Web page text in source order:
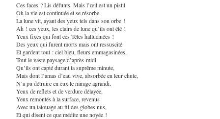
Ces faces ? Lis défunts. Mais l’œil est un pistil
Où la vie est continuée et se résorbe.
La lune vit, ayant des yeux tels dans son orbe !
Ah ! ces yeux, les clairs de lune qu’ils ont été !
Yeux fixes qui font ces Têtes hallucinées !
Des yeux qui furent morts mais ont ressuscité
Et gardent tout : ciel bleu, fleurs emmagasinées,
Tout le vaste paysage d’après-midi
Qu’ils ont capté durant la suprême minute,
Mais dont l’amas d’eau vive, absorbée en leur chute,
N’a pu détruire en eux le mirage agrandi.
Yeux de reflets et de verdure délayée,
Yeux remontés à la surface, revenus
Avec un tatouage au fil des globes nus,
Et qui disent ce que médite une noyée !